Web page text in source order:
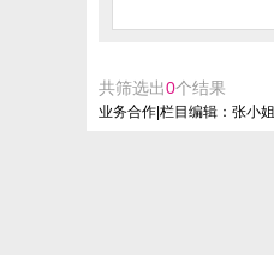
共筛选出0个结果
业务合作|栏目编辑：张